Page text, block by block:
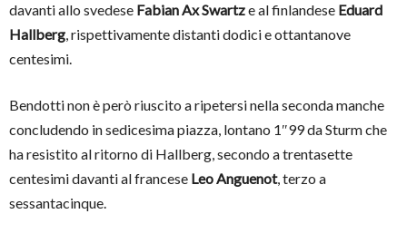
davanti allo svedese Fabian Ax Swartze al finlandese Eduard
Hallberg, rispettivamente distanti dodici e ottantanove
centesimi.
Bendotti non è però riuscito a ripetersi nella seconda manche
concludendo in sedicesima piazza, lontano 1″99 da Sturm che
ha resistito al ritorno di Hallberg, secondo a trentasette
centesimi davanti al francese Leo Anguenot, terzo a
sessantacinque.